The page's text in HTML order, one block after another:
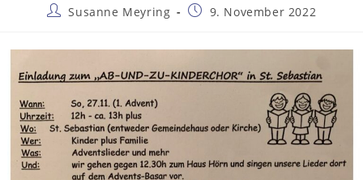
Beitrags-
Susanne Meyring
Beitrag9. November 2022